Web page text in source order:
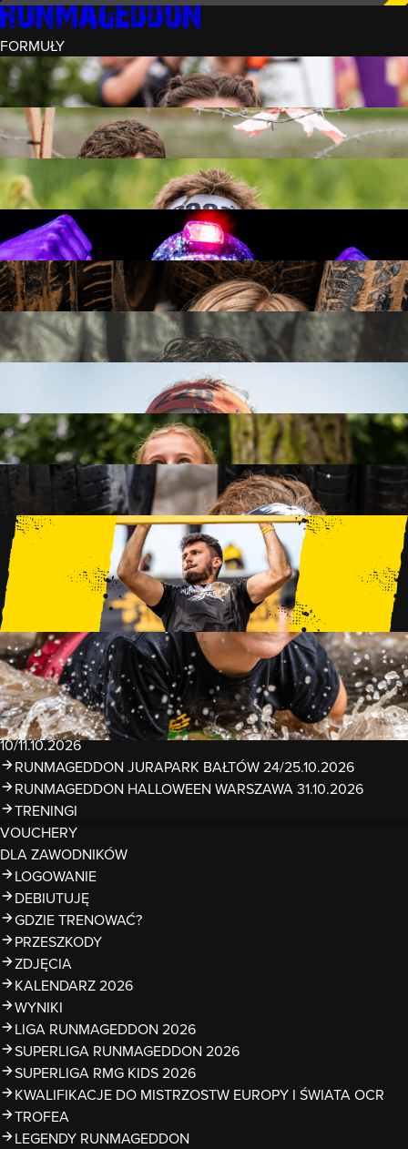
FORMUŁY
INTRO (¼)
15 PRZESZKÓD
3 KM+
REKRUT (½)
30 PRZESZKÓD
6 KM+
RUNMAGEDDON
50 PRZESZKÓD
12 KM+
NOCNY REKRUT (½)
30 PRZESZKÓD
6 KM+
INTRO U-16
15 PRZESZKÓD
3 KM+
RUNMAGEDDON HARDCORE
70 PRZESZKÓD
21 KM+
42 KM+
FAMILY
15 PRZESZKÓD
2 KM+
KIDS
15 PRZESZKÓD
1 KM+
TRENINGI
WYDARZENIA
RUNMAGEDDON LUBLIN ZALEW ZEMBORZYCKI
22/23.08.2026
RUNMAGEDDON ERGO ARENA GDAŃSK/SOPOT
12/13.09.2026
RUNMAGEDDON KIDS: DEMO WARSZAWA 24/26.09.2026
RUNMAGEDDON WROCŁAW KOPALNIA ROLANTOWICE
26/27.09.2026
RUNMAGEDDON WARSZAWA TWIERDZA MODLIN
10/11.10.2026
RUNMAGEDDON JURAPARK BAŁTÓW 24/25.10.2026
RUNMAGEDDON HALLOWEEN WARSZAWA 31.10.2026
TRENINGI
VOUCHERY
DLA ZAWODNIKÓW
LOGOWANIE
DEBIUTUJĘ
GDZIE TRENOWAĆ?
PRZESZKODY
ZDJĘCIA
KALENDARZ 2026
WYNIKI
LIGA RUNMAGEDDON 2026
SUPERLIGA RUNMAGEDDON 2026
SUPERLIGA RMG KIDS 2026
KWALIFIKACJE DO MISTRZOSTW EUROPY I ŚWIATA OCR
TROFEA
LEGENDY RUNMAGEDDON